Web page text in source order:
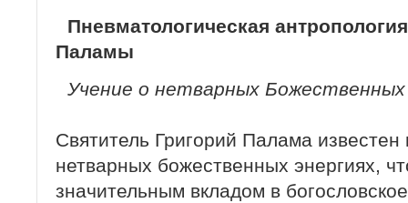
Пневматологическая
Паламы
Учение о нетварных Божественных
Святитель Григорий Палама известен
нетварных божественных энергиях,
значительным вкладом в